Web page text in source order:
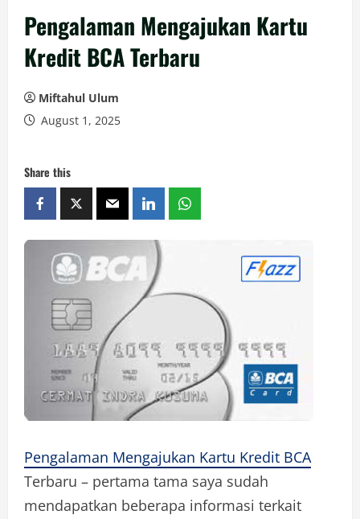
Pengalaman Mengajukan Kartu
Kredit BCA Terbaru
Miftahul Ulum
August 1, 2025
Share this
Pengalaman Mengajukan Kartu Kredit BCA
Terbaru – pertama tama saya sudah
mendapatkan beberapa informasi terkait